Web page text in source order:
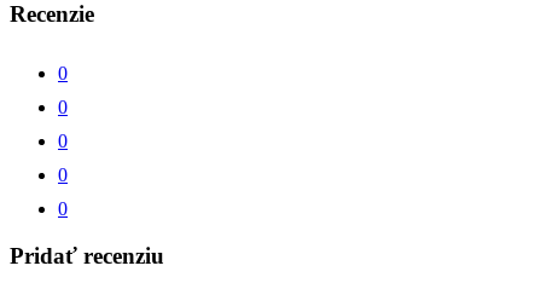
Recenzie
0
0
0
0
0
Pridať recenziu